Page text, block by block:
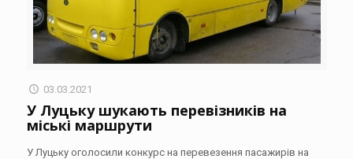
03.03.2021
У Луцьку шукають перевізників на
міські маршрути
У Луцьку оголосили конкурс на перевезення пасажирів на